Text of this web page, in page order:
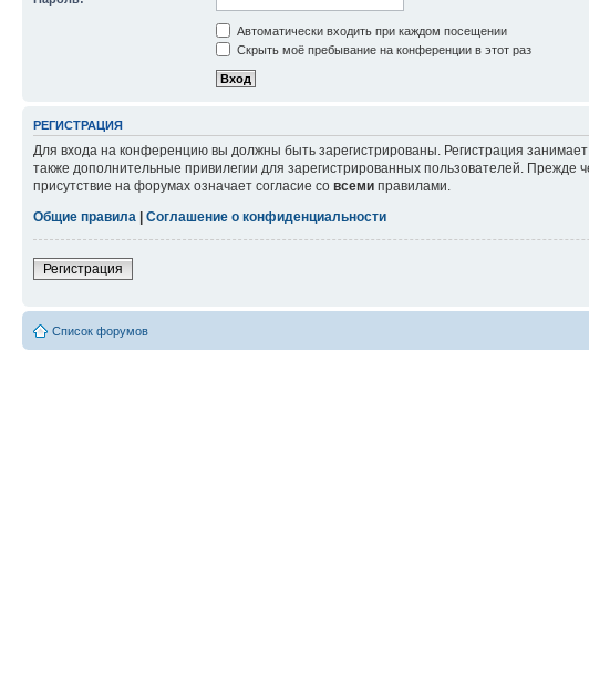
Автоматически входить при каждом посещении
Скрыть моё пребывание на конференции в этот раз
РЕГИСТРАЦИЯ
Для входа на конференцию вы должны быть зарегистрированы. Регистрация
также дополнительные привилегии для зарегистрированных пользователей.
присутствие на форумах означает согласие со всеми правилами.
Общие правила
Соглашение о конфиденциальности
Регистрация
Список форумов